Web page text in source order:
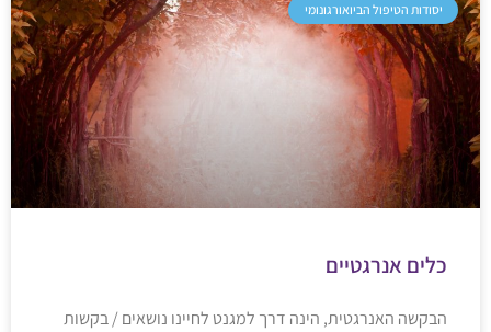
יסודות הטיפול הביואורגונומי
כלים אנרגטיים
הבקשה האנרגטית, הינה דרך למגנט לחיינו נושאים / בקשות